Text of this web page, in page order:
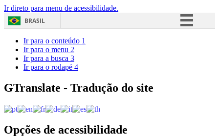
Ir direto para menu de acessibilidade.
BRASIL
Acesso à informação
Ir para o conteúdo 1
Ir para o menu 2
Ir para a busca 3
Ir para o rodapé 4
GTranslate - Tradução do site
Opções de acessibilidade